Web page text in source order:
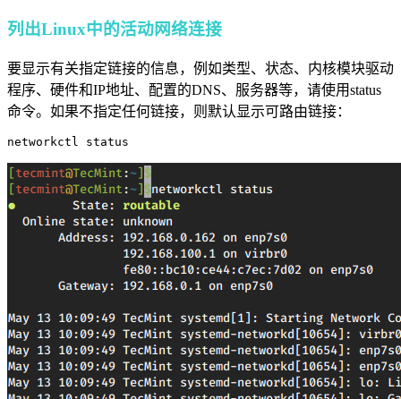
列出Linux中的活动网络连接
要显示有关指定链接的信息，例如类型、状态、内核模块驱动
程序、硬件和IP地址、配置的DNS、服务器等，请使用status
命令。如果不指定任何链接，则默认显示可路由链接：
networkctl status